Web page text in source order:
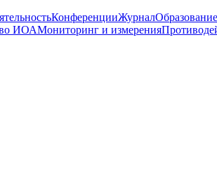
КонференцииЖурналОбразование
ИОАМониторинг и измерения